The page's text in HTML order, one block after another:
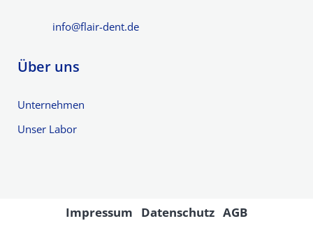
info@flair-dent.de
Über uns
Unternehmen
Unser Labor
Impressum Datenschutz AGB